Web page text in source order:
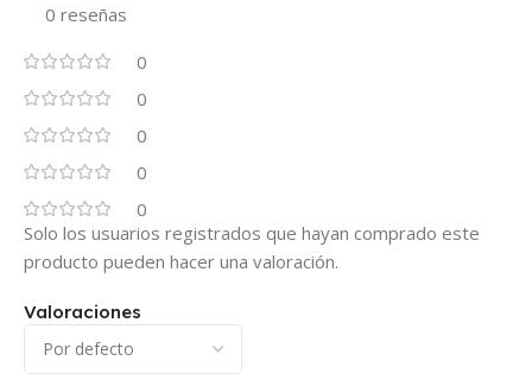
0 reseñas
0
0
0
0
0
Valoraciones
Solo los usuarios registrados que hayan comprado este
producto pueden hacer una valoración.